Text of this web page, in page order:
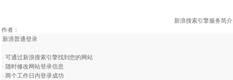
新浪搜索引擎服务简介
作者：
新浪普通登录
· 可通过新浪搜索引擎找到您的网站
· 随时修改网站登录信息
· 两个工作日内登录成功